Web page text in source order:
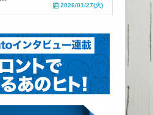
2026/01/27(火)